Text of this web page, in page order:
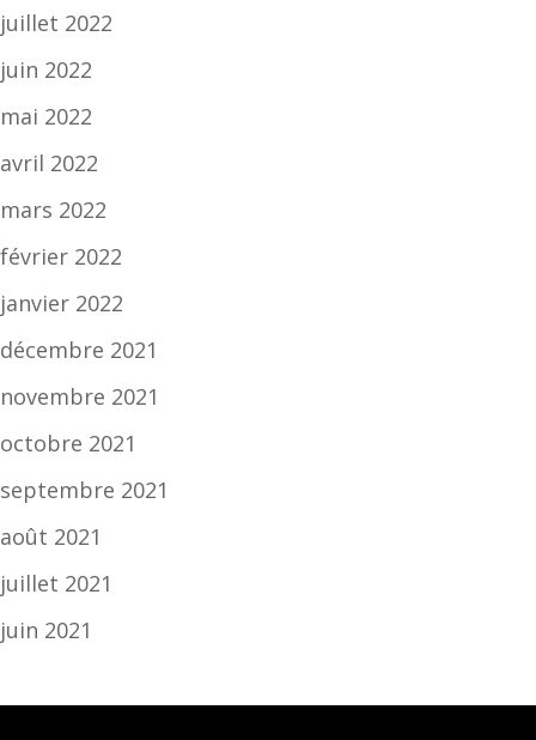
juillet 2022
juin 2022
mai 2022
avril 2022
mars 2022
février 2022
janvier 2022
décembre 2021
novembre 2021
octobre 2021
septembre 2021
août 2021
juillet 2021
juin 2021